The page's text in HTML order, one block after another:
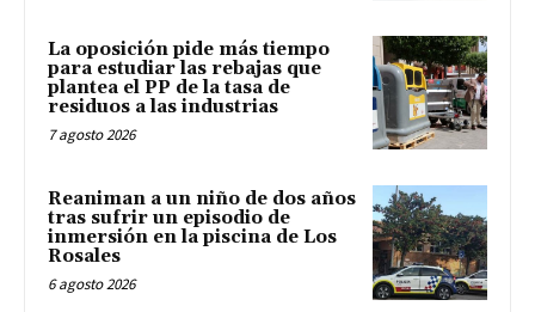
La oposición pide más tiempo
para estudiar las rebajas que
plantea el PP de la tasa de
residuos a las industrias
7 agosto 2026
Reaniman a un niño de dos años
tras sufrir un episodio de
inmersión en la piscina de Los
Rosales
6 agosto 2026